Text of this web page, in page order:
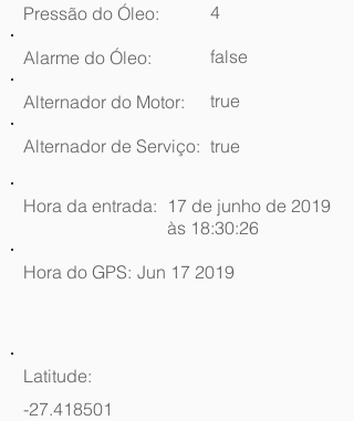
Pressão do Óleo:
4
Alarme do Óleo: false
Alternador do Motor: true
Alternador de Serviço: true
Hora da entrada: 17 de junho de 2019
às 18:30:26
Hora do GPS: Jun 17 2019
Latitude:
-27.418501